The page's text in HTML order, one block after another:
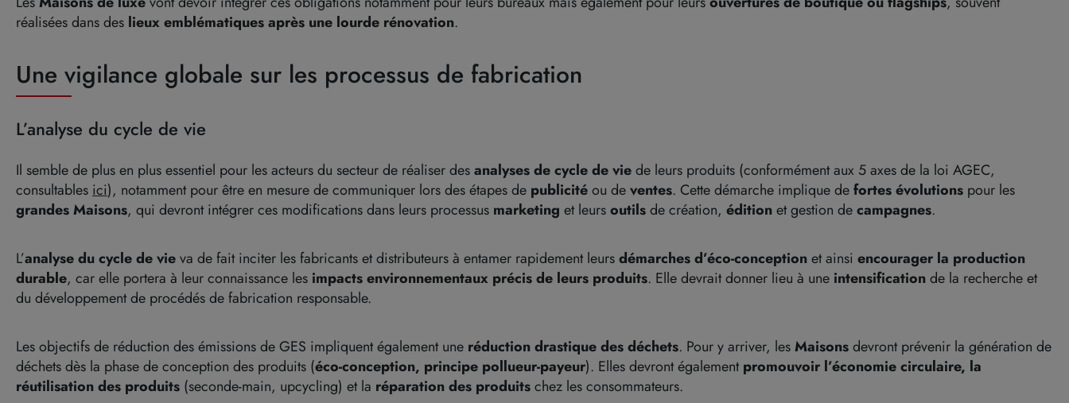
réalisées dans des lieux emblématiques après une lourde rénovation.
Une vigilance globale sur les processus de fabrication
L’analyse du cycle de vie
Il semble de plus en plus essentiel pour les acteurs du secteur de réaliser desanalyses de cycle de viede leurs produits (conformément aux 5 axes de la loi AGEC,
consultables ici), notamment pour être en mesure de communiquer lors des étapes de publicitéou deventes. Cette démarche implique defortes évolutions pour les
grandes Maisons, qui devront intégrer ces modifications dans leurs processus marketing et leursoutilsde création, éditionet gestion decampagnes.
L’analyse du cycle de vieva de fait inciter les fabricants et distributeurs à entamer rapidement leursdémarches d’éco-conceptionet ainsi encourager la production
durable, car elle portera à leur connaissance les impacts environnementaux précis de leurs produits. Elle devrait donner lieu à une intensificationde la recherche et
du développement de procédés de fabrication responsable.
Les objectifs de réduction des émissions de GES impliquent également une réduction drastique des déchets. Pour y arriver, lesMaisonsdevront prévenir la génération de
déchets dès la phase de conception des produits (éco-conception, principe pollueur-payeur). Elles devront égalementpromouvoir l’économie circulaire, la
réutilisation des produits (seconde-main, upcycling) et la réparation des produitschez les consommateurs.